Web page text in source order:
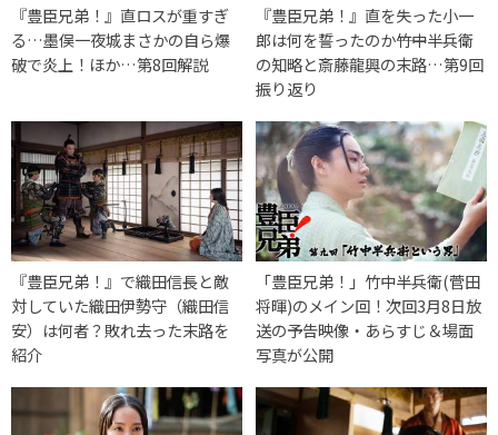
『豊臣兄弟！』直ロスが重すぎ
る…墨俣一夜城まさかの自ら爆
破で炎上！ほか…第8回解説
『豊臣兄弟！』直を失った小一
郎は何を誓ったのか――竹中半兵衛
の知略と斎藤龍興の末路…第9回
振り返り
『豊臣兄弟！』で織田信長と敵
対していた織田伊勢守（織田信
安）は何者？敗れ去った末路を
紹介
「豊臣兄弟！」竹中半兵衛(菅田
将暉)のメイン回！次回3月8日放
送の予告映像・あらすじ＆場面
写真が公開